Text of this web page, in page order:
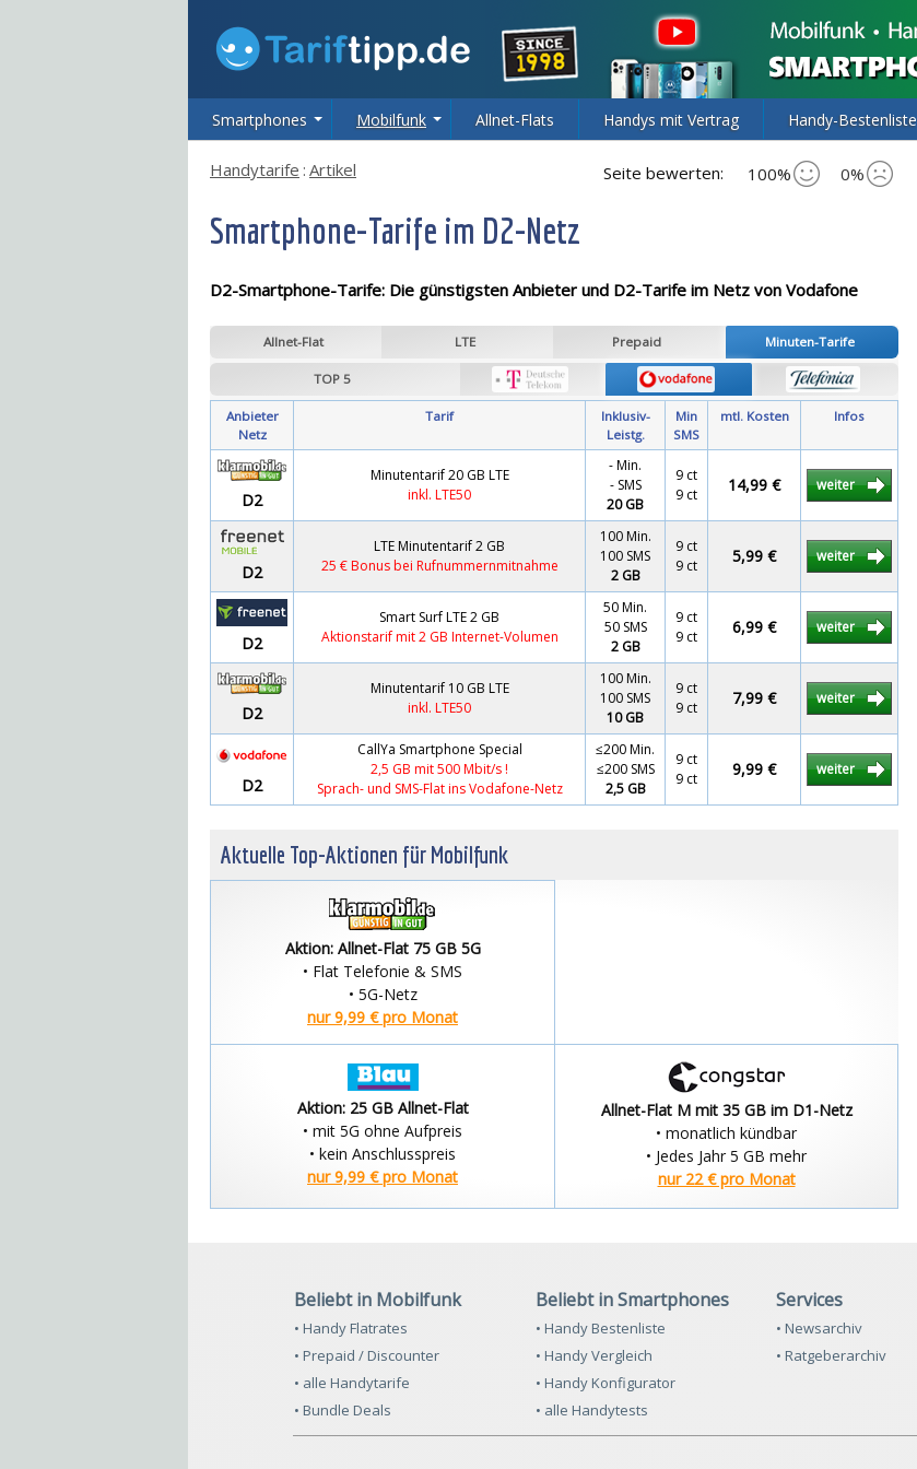
Smartphones Mobilfunk Allnet-Flats Handys mit Vertrag Handy-Bestenliste
Seite bewerten: 100% 0%
Handytarife : Artikel
Smartphone-Tarife im D2-Netz
D2-Smartphone-Tarife: Die günstigsten Anbieter und D2-Tarife im Netz von Vodafone
Allnet-Flat LTE Prepaid Minuten-Tarife
TOP 5
Anbieter
Netz
Tarif
Inklusiv-
Leistg.
Min
SMS
mtl. Kosten Infos
D2
Minutentarif 20 GB LTE
inkl. LTE50
- Min.
- SMS
20 GB
9 ct
9 ct
14,99 € weiter
D2
LTE Minutentarif 2 GB
25 € Bonus bei Rufnummernmitnahme
100 Min.
100 SMS
2 GB
9 ct
9 ct
5,99 € weiter
D2
Smart Surf LTE 2 GB
Aktionstarif mit 2 GB Internet-Volumen
50 Min.
50 SMS
2 GB
9 ct
9 ct
6,99 € weiter
D2
Minutentarif 10 GB LTE
inkl. LTE50
100 Min.
100 SMS
10 GB
9 ct
9 ct
7,99 € weiter
D2
CallYa Smartphone Special
2,5 GB mit 500 Mbit/s !
Sprach- und SMS-Flat ins Vodafone-Netz
≤200 Min.
≤200 SMS
2,5 GB
9 ct
9 ct
9,99 € weiter
Aktuelle Top-Aktionen für Mobilfunk
Aktion: Allnet-Flat 75 GB 5G
• Flat Telefonie & SMS
• 5G-Netz
nur 9,99 € pro Monat
Aktion: 25 GB Allnet-Flat
• mit 5G ohne Aufpreis
• kein Anschlusspreis
nur 9,99 € pro Monat
Allnet-Flat M mit 35 GB im D1-Netz
• monatlich kündbar
• Jedes Jahr 5 GB mehr
nur 22 € pro Monat
Beliebt in Mobilfunk
• Handy Flatrates
• Prepaid / Discounter
• alle Handytarife
• Bundle Deals
Beliebt in Smartphones
• Handy Bestenliste
• Handy Vergleich
• Handy Konfigurator
• alle Handytests
Services
• Newsarchiv
• Ratgeberarchiv